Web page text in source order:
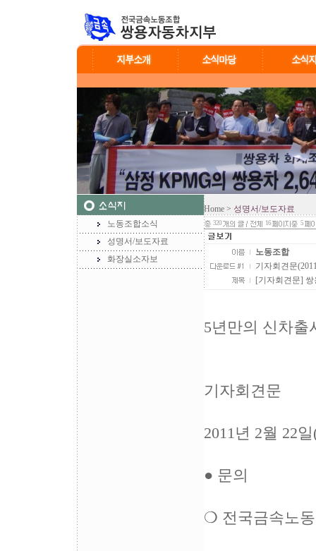
노동조합소식
성명서/보도자료
화장실소자보
Home > 성명서/보도자료
320 16 5
노동조합
기자회견문
[기자회견문]
5년만의 신차출
기자회견문
2011년 2월 22
● 문의
❍ 전국금속노동